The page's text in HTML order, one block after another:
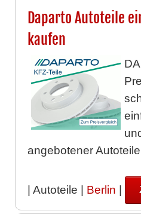
Daparto Autoteile
kaufen
angebotener
| Autoteile | Berlin |